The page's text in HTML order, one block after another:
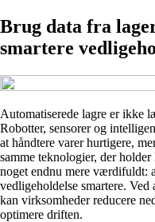
Brug data fra
smartere
Automatiserede lagre er ikke
Robotter, sensorer og
at håndtere varer hurtigere,
samme teknologier, der
noget endnu mere værdifuldt:
vedligeholdelse smartere. Ved
kan virksomheder reducere
optimere driften.